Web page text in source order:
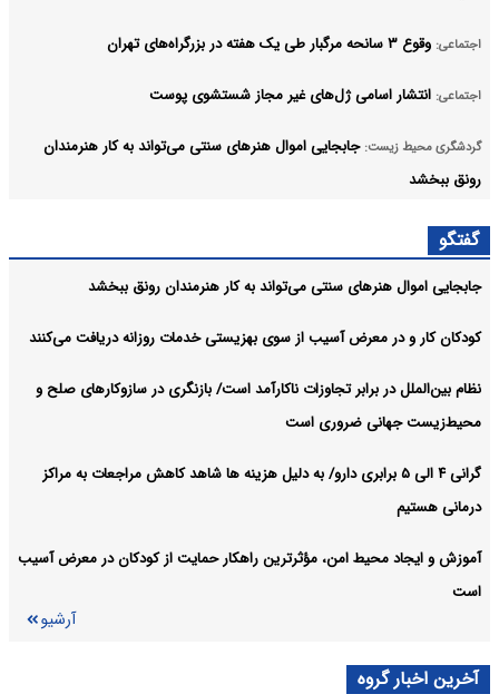
اجتماعی: وقوع ۳ سانحه مرگبار طی یک هفته در بزرگراه‌های تهران
اجتماعی: انتشار اسامی ژل‌های غیر مجاز شستشوی پوست
گردشگری محیط زیست: جابجایی اموال هنرهای سنتی می‌تواند به کار هنرمندان
رونق ببخشد
اجتماعی: اعلام جزئیات ثبت ادعا، تهیه نقشه UTM و ارائه مادر سند
آرشیو
گفتگو
جابجایی اموال هنرهای سنتی می‌تواند به کار هنرمندان رونق ببخشد
کودکان کار و در معرض آسیب از سوی بهزیستی خدمات روزانه دریافت می‌کنند
نظام بین‌الملل در برابر تجاوزات ناکارآمد است/ بازنگری در سازوکارهای صلح و
محیط‌زیست جهانی ضروری است
گرانی ۴ الی ۵ برابری دارو/ به دلیل هزینه ها شاهد کاهش مراجعات به مراکز
درمانی هستیم
آموزش و ایجاد محیط امن، مؤثرترین راهکار حمایت از کودکان در معرض آسیب
است
آرشیو
آخرین اخبار گروه